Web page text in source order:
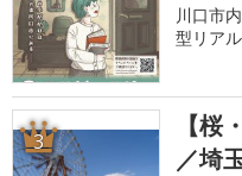
川口市
型リア
3
【桜
／埼